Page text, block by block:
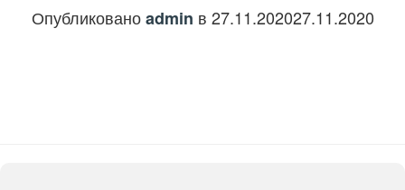
Опубликованоadmin в 27.11.202027.11.2020